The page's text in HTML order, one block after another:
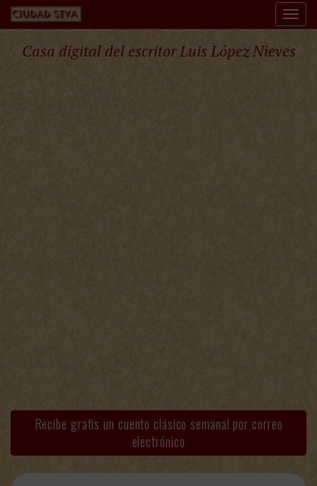
Casa digital del escritor Luis López Nieves
Recibe gratis un cuento clásico semanal por correo
electrónico